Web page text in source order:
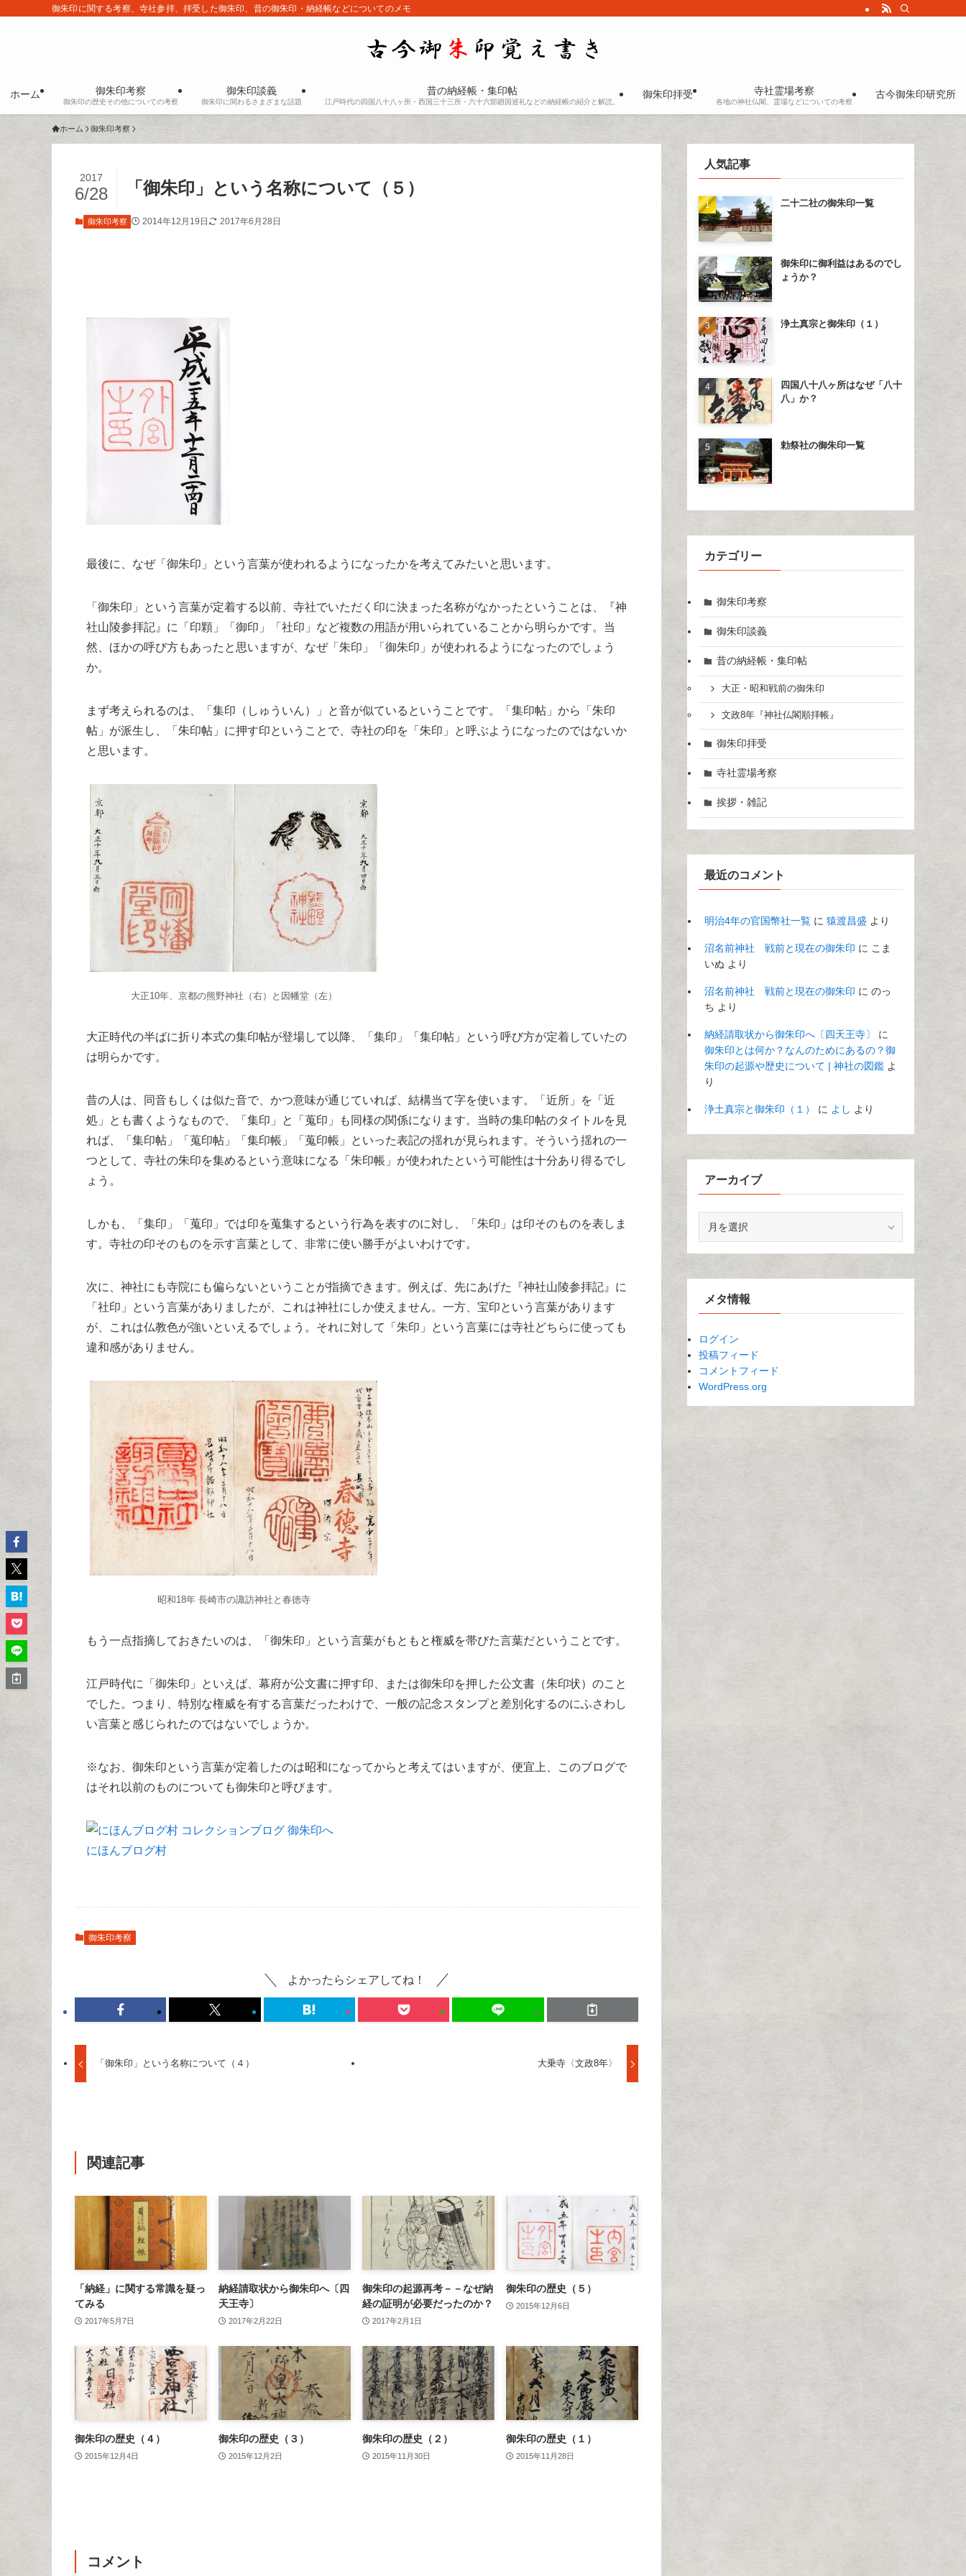
御朱印に関する考察、寺社参拝、拝受した御朱印、昔の御朱印・納経帳などについてのメモ
ホーム 御朱印考察
御朱印の歴史その他についての考察
御朱印談義
御朱印に関わるさまざまな話題
昔の納経帳・集印帖
江戸時代の四国八十八ヶ所・西国三十三所・六十六部廻国巡礼などの納経帳の紹介と解読。
御朱印拝受 寺社霊場考察
各地の神社仏閣、霊場などについての考察
古今御朱印研究所
ホーム 御朱印考察
「御朱印」という名称について（５）
2017
6/28
御朱印考察 2014年12月19日 2017年6月28日
最後に、なぜ「御朱印」という言葉が使われるようになったかを考えてみたいと思います。
「御朱印」という言葉が定着する以前、寺社でいただく印に決まった名称がなかったということは、『神
社山陵参拝記』に「印顆」「御印」「社印」など複数の用語が用いられていることから明らかです。当
然、ほかの呼び方もあったと思いますが、なぜ「朱印」「御朱印」が使われるようになったのでしょう
か。
まず考えられるのは、「集印（しゅういん）」と音が似ているということです。「集印帖」から「朱印
帖」が派生し、「朱印帖」に押す印ということで、寺社の印を「朱印」と呼ぶようになったのではないか
と思います。
大正10年、京都の熊野神社（右）と因幡堂（左）
大正時代の半ばに折り本式の集印帖が登場して以降、「集印」「集印帖」という呼び方が定着していたの
は明らかです。
昔の人は、同音もしくは似た音で、かつ意味が通じていれば、結構当て字を使います。「近所」を「近
処」とも書くようなもので、「集印」と「蒐印」も同様の関係になります。当時の集印帖のタイトルを見
れば、「集印帖」「蒐印帖」「集印帳」「蒐印帳」といった表記の揺れが見られます。そういう揺れの一
つとして、寺社の朱印を集めるという意味になる「朱印帳」が使われたという可能性は十分あり得るでし
ょう。
しかも、「集印」「蒐印」では印を蒐集するという行為を表すのに対し、「朱印」は印そのものを表しま
す。寺社の印そのものを示す言葉として、非常に使い勝手がよいわけです。
次に、神社にも寺院にも偏らないということが指摘できます。例えば、先にあげた『神社山陵参拝記』に
「社印」という言葉がありましたが、これは神社にしか使えません。一方、宝印という言葉があります
が、これは仏教色が強いといえるでしょう。それに対して「朱印」という言葉には寺社どちらに使っても
違和感がありません。
昭和18年 長崎市の諏訪神社と春徳寺
もう一点指摘しておきたいのは、「御朱印」という言葉がもともと権威を帯びた言葉だということです。
江戸時代に「御朱印」といえば、幕府が公文書に押す印、または御朱印を押した公文書（朱印状）のこと
でした。つまり、特別な権威を有する言葉だったわけで、一般の記念スタンプと差別化するのにふさわし
い言葉と感じられたのではないでしょうか。
※なお、御朱印という言葉が定着したのは昭和になってからと考えてはいますが、便宜上、このブログで
はそれ以前のものについても御朱印と呼びます。
にほんブログ村
御朱印考察
よかったらシェアしてね！
「御朱印」という名称について（４） 大乗寺〈文政8年〉
関連記事
「納経」に関する常識を疑っ
てみる
2017年5月7日
納経請取状から御朱印へ〔四
天王寺〕
2017年2月22日
御朱印の起源再考－－なぜ納
経の証明が必要だったのか？
2017年2月1日
御朱印の歴史（５）
2015年12月6日
御朱印の歴史（４）
2015年12月4日
御朱印の歴史（３）
2015年12月2日
御朱印の歴史（２）
2015年11月30日
御朱印の歴史（１）
2015年11月28日
コメント
人気記事
二十二社の御朱印一覧
御朱印に御利益はあるのでし
ょうか？
浄土真宗と御朱印（１）
四国八十八ヶ所はなぜ「八十
八」か？
勅祭社の御朱印一覧
カテゴリー
御朱印考察
御朱印談義
昔の納経帳・集印帖
大正・昭和戦前の御朱印
文政8年『神社仏閣順拝帳』
御朱印拝受
寺社霊場考察
挨拶・雑記
最近のコメント
明治4年の官国幣社一覧 に 猿渡昌盛 より
沼名前神社 戦前と現在の御朱印 に こま
いぬ より
沼名前神社 戦前と現在の御朱印 に のっ
ち より
納経請取状から御朱印へ〔四天王寺〕
に
御朱印とは何か？なんのためにあるの？御
朱印の起源や歴史について | 神社の図鑑 よ
り
浄土真宗と御朱印（１） に よし より
アーカイブ
ブ
メタ情報
ログイン
投稿フィード
コメントフィード
WordPress.org